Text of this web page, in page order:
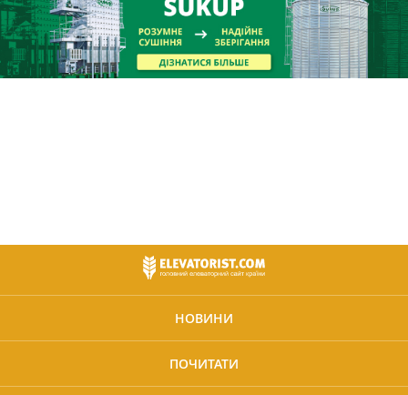
НОВИНИ
ПОЧИТАТИ